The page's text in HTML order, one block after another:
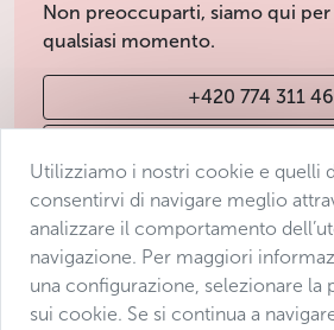
Non preoccuparti, siamo qui
qualsiasi momento.
+420 774 311
Condizioni di vendita
Protezione dei dati
Dichiarazione di accessibilità
Utilizziamo i nostri cookie e quelli
consentirvi di navigare meglio
analizzare il comportamento
navigazione. Per maggiori
una configurazione, selezionare la
sui cookie. Se si continua a